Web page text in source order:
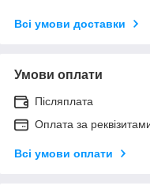
Всі умови доставки
Умови оплати
Післяплата
Оплата за
Всі умови оплати